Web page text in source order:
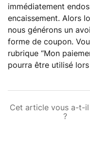
immédiatement
encaissement. Alors
nous générons un
forme de coupon.
rubrique “Mon
pourra être utilisé
Cet article vous a-t-
?